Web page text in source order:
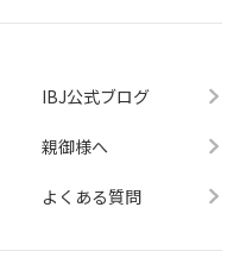
IBJ公式ブログ
親御様へ
よくある質問